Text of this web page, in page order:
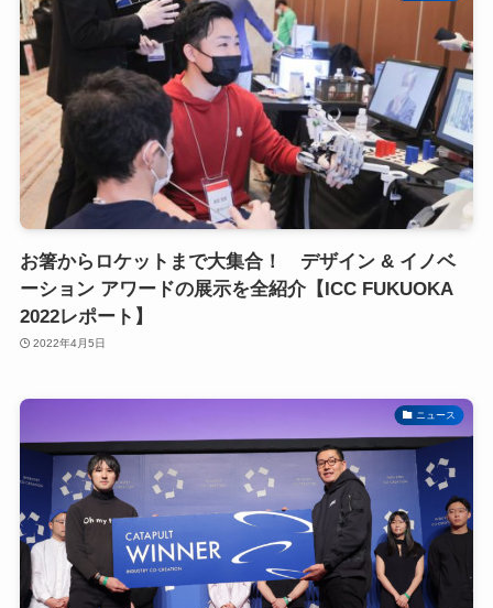
お箸からロケットまで大集合！ デザイン & イノベ
ーション アワードの展示を全紹介【ICC FUKUOKA
2022レポート】
2022年4月5日
ニュース